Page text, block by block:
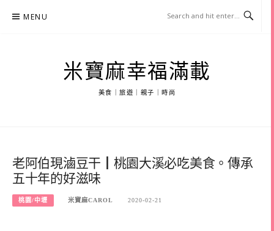
MENU
米寶麻幸福滿載
美食｜旅遊｜親子｜時尚
老阿伯現滷豆干┃桃園大溪必吃美食。傳承
五十年的好滋味
桃園/中壢 米寶麻CAROL 2020-02-21